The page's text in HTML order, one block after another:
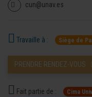
cun@unav.es
Travaille à : Siège de
PRENDRE RENDEZ-VOUS
Fait partie de :
Cima